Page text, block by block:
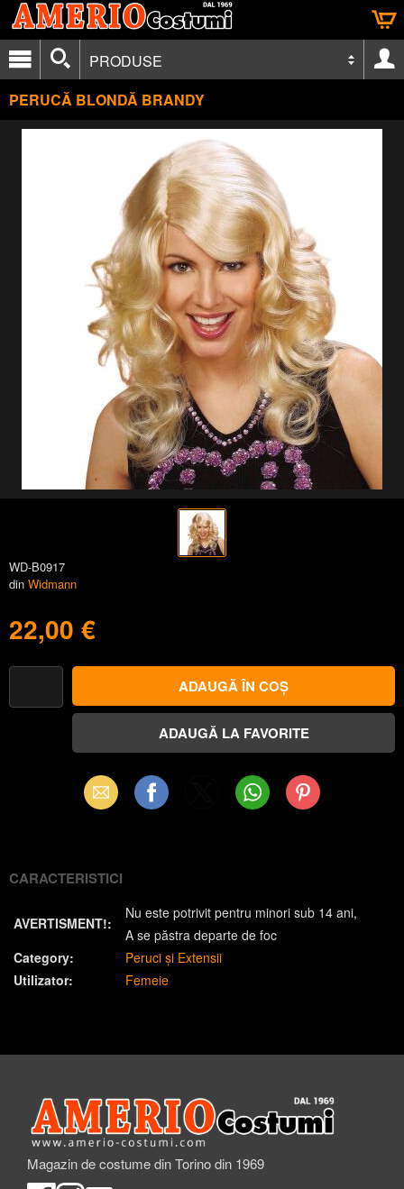
PRODUSE
PERUCĂ BLONDĂ BRANDY
WD-B0917
din Widmann
22,00 €
Email Facebook WhatsAppPinterest
CARACTERISTICI
AVERTISMENT!:
Nu este potrivit pentru minori sub 14 ani
A se păstra departe de foc
Category:
Peruci și Extensii
Utilizator:
Femeie
Magazin de costume din Torino din 1969